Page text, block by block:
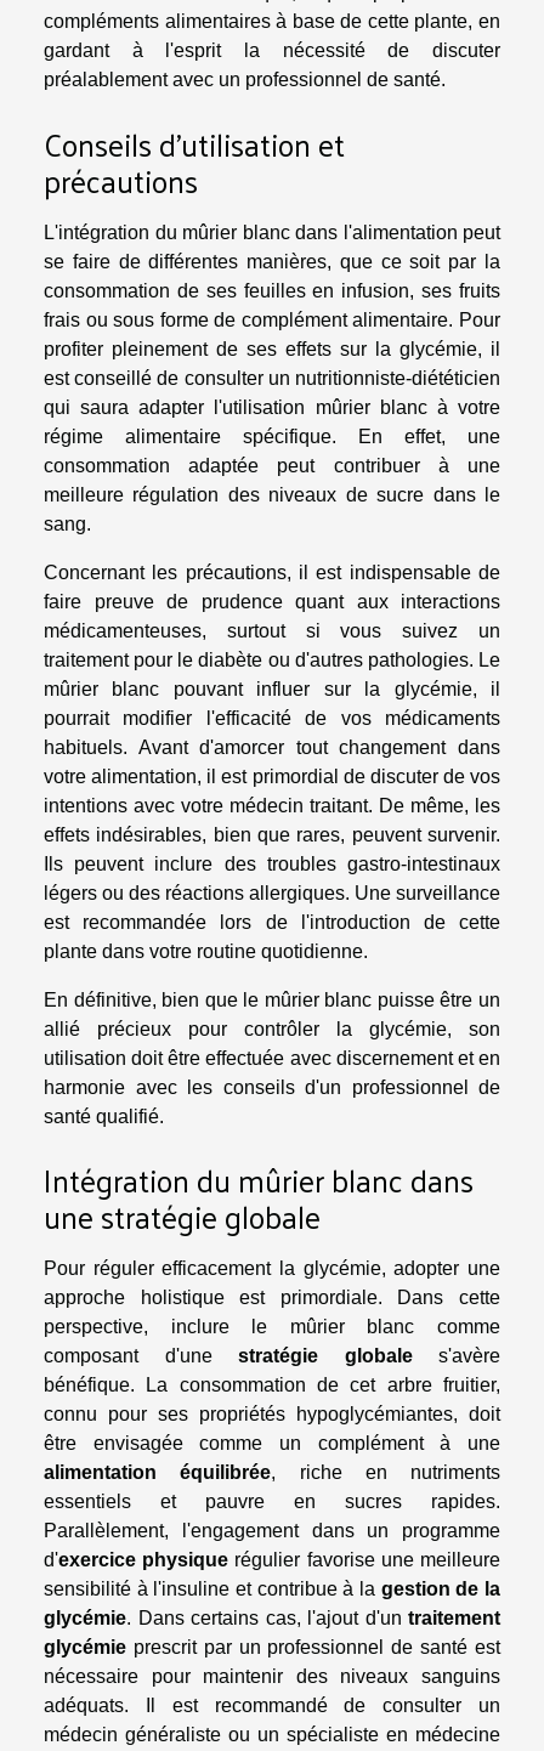
compléments alimentaires à base de cette plante, en
gardant à l'esprit la nécessité de discuter
préalablement avec un professionnel de santé.
Conseils d'utilisation et
précautions
L'intégration du mûrier blanc dans l'alimentation peut
se faire de différentes manières, que ce soit par la
consommation de ses feuilles en infusion, ses fruits
frais ou sous forme de complément alimentaire. Pour
profiter pleinement de ses effets sur la glycémie, il
est conseillé de consulter un nutritionniste-diététicien
qui saura adapter l'utilisation mûrier blanc à votre
régime alimentaire spécifique. En effet, une
consommation adaptée peut contribuer à une
meilleure régulation des niveaux de sucre dans le
sang.
Concernant les précautions, il est indispensable de
faire preuve de prudence quant aux interactions
médicamenteuses, surtout si vous suivez un
traitement pour le diabète ou d'autres pathologies. Le
mûrier blanc pouvant influer sur la glycémie, il
pourrait modifier l'efficacité de vos médicaments
habituels. Avant d'amorcer tout changement dans
votre alimentation, il est primordial de discuter de vos
intentions avec votre médecin traitant. De même, les
effets indésirables, bien que rares, peuvent survenir.
Ils peuvent inclure des troubles gastro-intestinaux
légers ou des réactions allergiques. Une surveillance
est recommandée lors de l'introduction de cette
plante dans votre routine quotidienne.
En définitive, bien que le mûrier blanc puisse être un
allié précieux pour contrôler la glycémie, son
utilisation doit être effectuée avec discernement et en
harmonie avec les conseils d'un professionnel de
santé qualifié.
Intégration du mûrier blanc dans
une stratégie globale
Pour réguler efficacement la glycémie, adopter une
approche holistique est primordiale. Dans cette
perspective, inclure le mûrier blanc comme
composant d'une stratégie globales'avère
bénéfique. La consommation de cet arbre fruitier,
connu pour ses propriétés hypoglycémiantes, doit
être envisagée comme un complément à une
alimentation équilibrée, riche en nutriments
essentiels et pauvre en sucres rapides.
Parallèlement, l'engagement dans un programme
d'exercice physique régulier favorise une meilleure
sensibilité à l'insuline et contribue à la gestion de la
glycémie. Dans certains cas, l'ajout d'un traitement
glycémie prescrit par un professionnel de santé est
nécessaire pour maintenir des niveaux sanguins
adéquats. Il est recommandé de consulter un
médecin généraliste ou un spécialiste en médecine